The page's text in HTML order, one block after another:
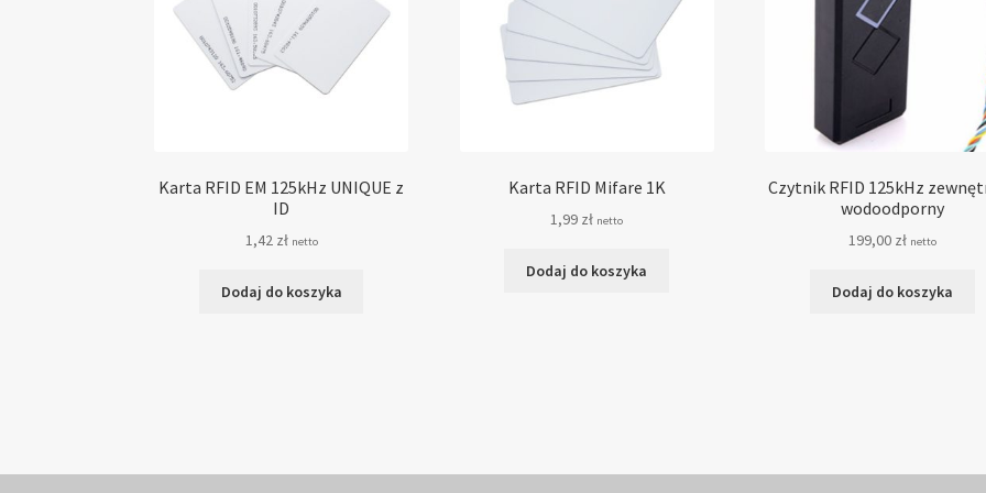
Karta RFID EM 125kHz UNIQUE z
ID
1,42 zł netto
Dodaj do koszyka
Karta RFID Mifare 1K
1,99 zł netto
Dodaj do koszyka
Czytnik RFID 125kHz
wodoodporny
199,00 zł netto
Dodaj do koszyka